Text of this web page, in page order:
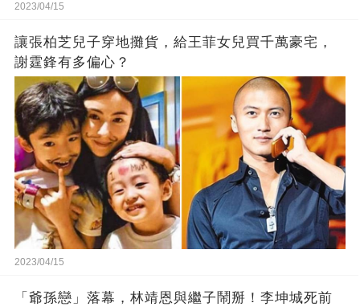
2023/04/15
讓張柏芝兒子穿地攤貨，給王菲女兒買千萬豪宅，
謝霆鋒有多偏心？
2023/04/15
「爺孫戀」落幕，林靖恩與繼子鬧掰！李坤城死前